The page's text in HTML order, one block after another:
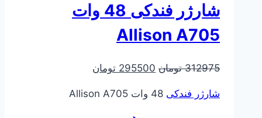
شارژر فندکی 48 وات
Allison A705
312975 تومان قیمت
312975 تومان
295500 تومان
شارژر فندکی